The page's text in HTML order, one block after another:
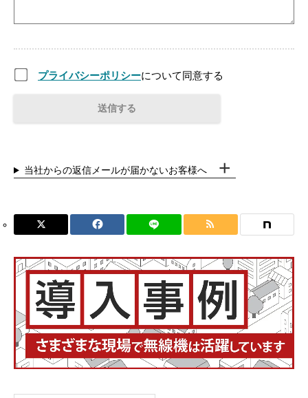
プライバシーポリシーについて同意する
当社からの返信メールが届かないお客様へ